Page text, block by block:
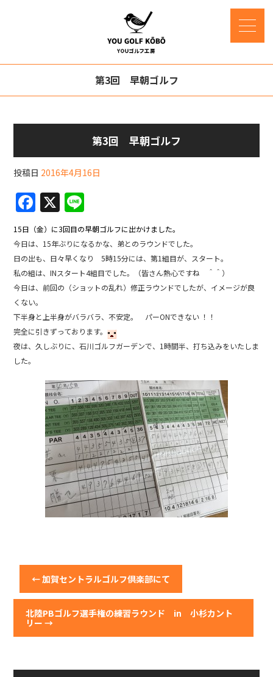
第3回 早朝ゴルフ
第3回 早朝ゴルフ
投稿日 2016年4月16日
F
a
c
e
b
o
o
k
X
n
e
15日（金）に3回目の早朝ゴルフに出かけました。
今日は、15年ぶりになるかな、弟とのラウンドでした。
日の出も、日々早くなり 5時15分には、第1組目が、スタート。
私の組は、INスタート4組目でした。（皆さん熱心ですね ＾＾）
今日は、前回の（ショットの乱れ）修正ラウンドでしたが、イメージが良
くない。
下半身と上半身がバラバラ、不安定。 パーONできない ！！
完全に引きずっております。
夜は、久しぶりに、石川ゴルフガーデンで、1時間半、打ち込みをいたしま
した。
←加賀セントラルゴルフ倶楽部にて
北陸PBゴルフ選手権の練習ラウンド in 小杉カント
リー→